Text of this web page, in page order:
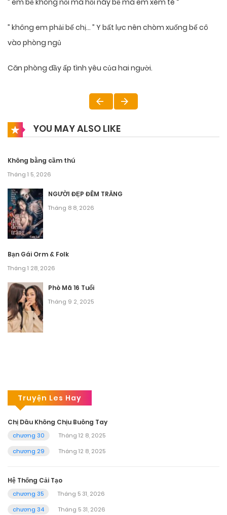
” em bế không nổi mà hồi nãy bế mà em xém té “
” không em phải bế chị… ” Y bất lực nên chòm xuống bế cô
vào phòng ngủ
Căn phòng đầy ấp tình yêu của hai người.
YOU MAY ALSO LIKE
Không bằng cầm thú
Tháng 1 5, 2026
NGƯỜI ĐẸP ĐÊM TRĂNG
Tháng 8 8, 2026
Bạn Gái Orm & Folk
Tháng 1 28, 2026
Phò Mã 16 Tuổi
Tháng 9 2, 2025
Truyện Les Hay
Chị Dâu Không Chịu Buông Tay
chương 30
Tháng 12 8, 2025
chương 29
Tháng 12 8, 2025
Hệ Thống Cải Tạo
chương 35
Tháng 5 31, 2026
chương 34
Tháng 5 31, 2026